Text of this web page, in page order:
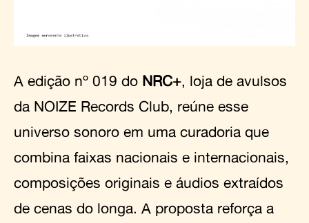
A edição nº 019 do NRC+, loja de avulsos
da NOIZE Records Club, reúne esse
universo sonoro em uma curadoria que
combina faixas nacionais e internacionais,
composições originais e áudios extraídos
de cenas do longa. A proposta reforça a